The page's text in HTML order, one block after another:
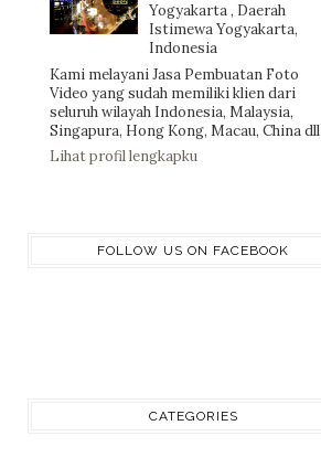
Yogyakarta , Daerah
Istimewa Yogyakarta,
Indonesia
Kami melayani Jasa Pembuatan Foto
Video yang sudah memiliki klien dari
seluruh wilayah Indonesia, Malaysia,
Singapura, Hong Kong, Macau, China dll
Lihat profil lengkapku
FOLLOW US ON FACEBOOK
CATEGORIES